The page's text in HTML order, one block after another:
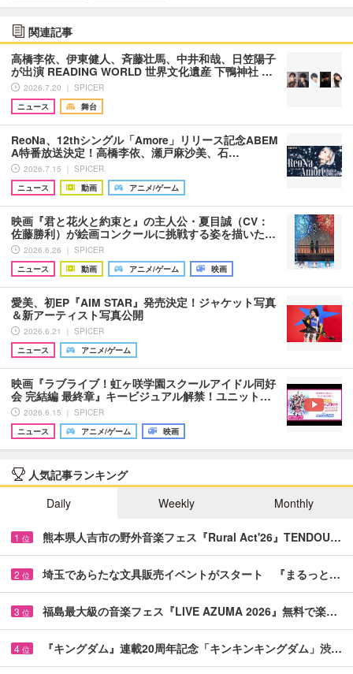
関連記事
高橋李依、伊東健人、斉藤壮馬、中井和哉、日笠陽子
が出演 READING WORLD 世界文化遺産 下鴨神社 …
2026.7.20 ｜ SPICER
ニュース
舞台
ReoNa、12thシングル「Amore」リリース記念ABEM
A特番放送決定！高橋李依、瀬戸麻沙美、石…
2026.7.15 ｜ SPICER
ニュース
動画 アニメ/ゲーム
映画『君と花火と約束と』の主人公・夏目誠（CV：
佐藤勝利）が絵画コンクールに挑戦する姿を描いた…
2026.6.26 ｜ SPICER
ニュース
動画 アニメ/ゲーム 映画
愛美、初EP『AIM STAR』発売決定！ジャケット写真
＆新アーティスト写真公開
2026.6.21 ｜ SPICER
ニュース
アニメ/ゲーム
映画『ラブライブ！虹ヶ咲学園スクールアイドル同好
会 完結編 最終章』キービジュアル解禁！ユニット…
2026.6.15 ｜ SPICER
ニュース
アニメ/ゲーム 映画
人気記事ランキング
Daily
Weekly Monthly
1 位 熊本県人吉市の野外音楽フェス『Rural Act'26』TENDOU…
2 位 埼玉であらたな文具販売イベントがスタート 『まるっと…
3 位 福島最大級の音楽フェス『LIVE AZUMA 2026』無料で楽…
4 位 『キングダム』連載20周年記念「キンキンキングダム」渋…